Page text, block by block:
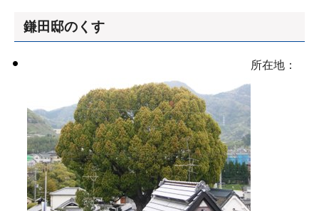
鎌田邸のくす
所在地：